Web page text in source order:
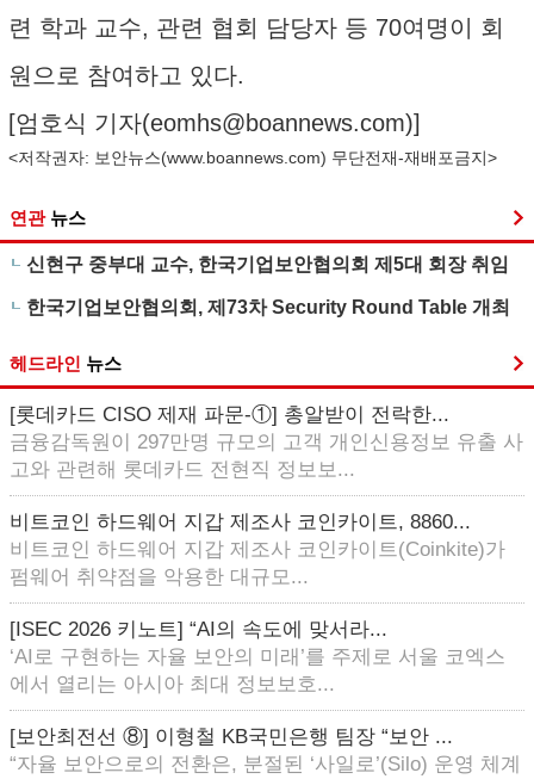
련 학과 교수, 관련 협회 담당자 등 70여명이 회
원으로 참여하고 있다.
[엄호식 기자(eomhs@boannews.com)]
<저작권자: 보안뉴스(www.boannews.com) 무단전재-재배포금지>
연관 뉴스
신현구 중부대 교수, 한국기업보안협의회 제5대 회장 취임
한국기업보안협의회, 제73차 Security Round Table 개최
헤드라인 뉴스
[롯데카드 CISO 제재 파문-①] 총알받이 전락한...
금융감독원이 297만명 규모의 고객 개인신용정보 유출 사
고와 관련해 롯데카드 전현직 정보보...
비트코인 하드웨어 지갑 제조사 코인카이트, 8860...
비트코인 하드웨어 지갑 제조사 코인카이트(Coinkite)가
펌웨어 취약점을 악용한 대규모...
[ISEC 2026 키노트] “AI의 속도에 맞서라...
‘AI로 구현하는 자율 보안의 미래’를 주제로 서울 코엑스
에서 열리는 아시아 최대 정보보호...
[보안최전선 ⑧] 이형철 KB국민은행 팀장 “보안 ...
“자율 보안으로의 전환은, 분절된 ‘사일로’(Silo) 운영 체계